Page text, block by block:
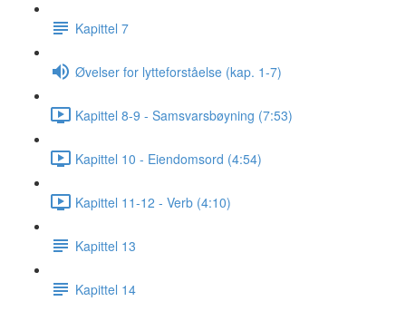
Kapittel 7
Øvelser for lytteforståelse (kap. 1-7)
Kapittel 8-9 - Samsvarsbøyning (7:53)
Kapittel 10 - Eiendomsord (4:54)
Kapittel 11-12 - Verb (4:10)
Kapittel 13
Kapittel 14